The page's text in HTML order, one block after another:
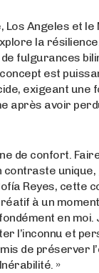
Los Angeles et le
la
fulgurances
est
exigeant une
après avoir
de confort.
contraste unique,
Reyes, cette
à un
en moi.
l’inconnu et
de préserver
»